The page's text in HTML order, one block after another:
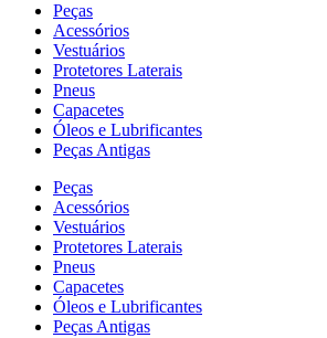
Peças
Acessórios
Vestuários
Protetores Laterais
Pneus
Capacetes
Óleos e Lubrificantes
Peças Antigas
Peças
Acessórios
Vestuários
Protetores Laterais
Pneus
Capacetes
Óleos e Lubrificantes
Peças Antigas